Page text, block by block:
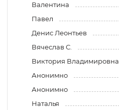
Валентина
Павел
Денис Леонтьев
Вячеслав С.
Виктория Владимировна
Анонимно
Анонимно
Наталья